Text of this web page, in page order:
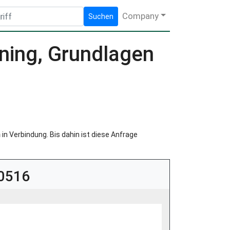
Suchen Company
Grundlagen
Verbindung. Bis dahin ist diese Anfrage